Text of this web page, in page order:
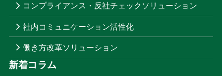
コンプライアンス・反社チェックソリューション
社内コミュニケーション活性化
働き方改革ソリューション
新着コラム